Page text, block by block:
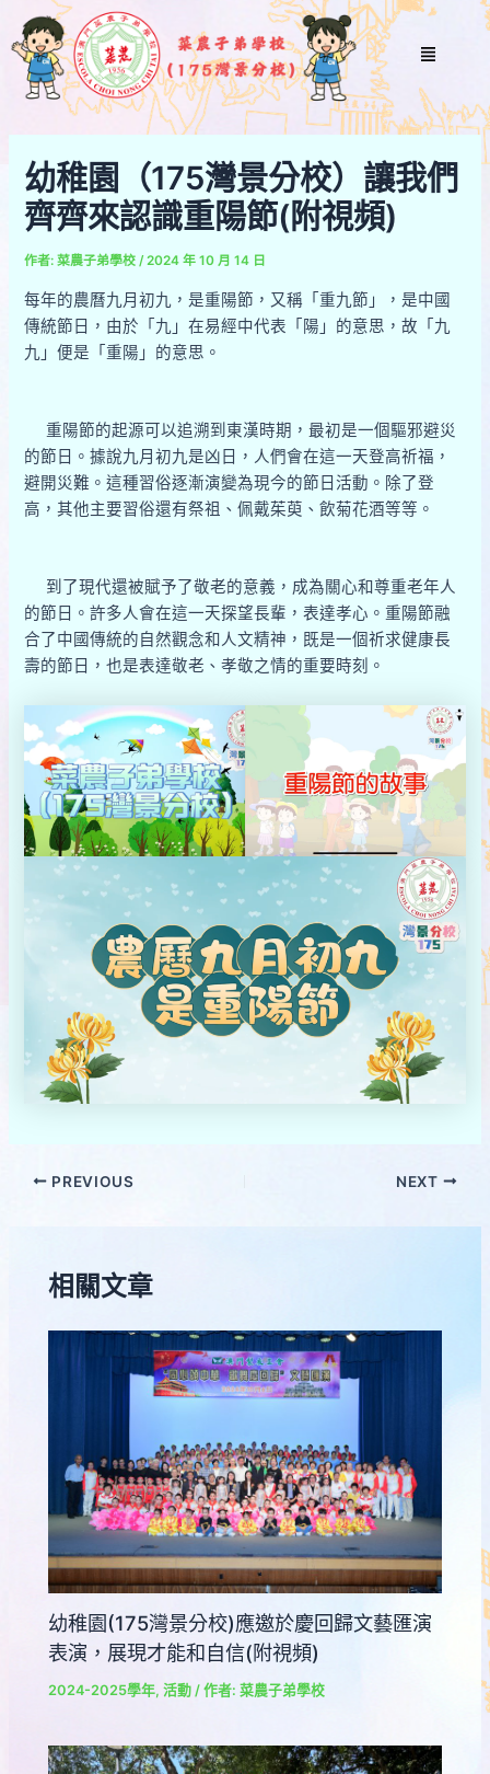
至
Menu
幼稚園（175灣景分校）讓我們
齊齊來認識重陽節(附視頻)
作者:菜農子弟學校/2024 年 10 月 14 日
每年的農曆九月初九，是重陽節，又稱「重九節」，是中國
傳統節日，由於「九」在易經中代表「陽」的意思，故「九
九」便是「重陽」的意思。
重陽節的起源可以追溯到東漢時期，最初是一個驅邪避災
的節日。據說九月初九是凶日，人們會在這一天登高祈福，
避開災難。這種習俗逐漸演變為現今的節日活動。除了登
高，其他主要習俗還有祭祖、佩戴茱萸、飲菊花酒等等。
到了現代還被賦予了敬老的意義，成為關心和尊重老年人
的節日。許多人會在這一天探望長輩，表達孝心。重陽節融
合了中國傳統的自然觀念和人文精神，既是一個祈求健康長
壽的節日，也是表達敬老、孝敬之情的重要時刻。
Post
navigation
PREVIOUS NEXT
相關文章
幼稚園(175灣景分校)應邀於慶回歸文藝匯演
表演，展現才能和自信(附視頻)
2024-2025學年,活動 / 作者:菜農子弟學校